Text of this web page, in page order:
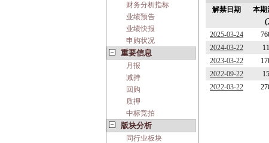
财务分析指标
业绩预告
业绩快报
申购状况
重要信息
月报
减持
回购
质押
中标竞拍
版块分析
同行业板块
解禁日期
本期
(
2025-03-24
2024-03-22
2023-03-22
2022-09-22
2022-03-22